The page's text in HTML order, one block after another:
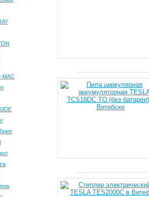
MAC